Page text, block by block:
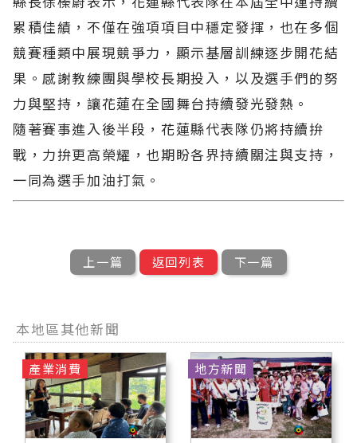
累積佳績，不僅在強項項目中穩定發揮，也在多個
競賽種類中展現競爭力，顯示基層訓練逐步開花結
果。感謝教練團與學校長期投入，以及選手們的努
力與堅持，讓花蓮在全國舞台持續發光發熱。
隨著賽事進入後半段，花蓮縣代表隊仍將持續拚
戰，力拚更高榮耀，也期盼各界持續關注與支持，
一同為選手加油打氣。
上一篇 返回列表 下一篇
本地區其他新聞
產業消費 地方新聞